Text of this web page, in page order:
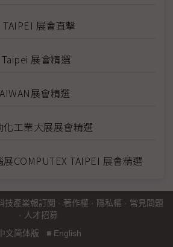
展會直擊
展會精選
展會精選
工業大展展會精選
COMPUTEX TAIPEI 展會精選
技產業報訂閱 · 著作權 · 隱私權 · 常見問題
· 人才招募
文简体版 ■ English